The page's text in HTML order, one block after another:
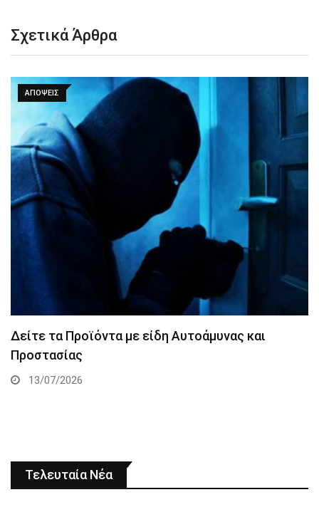
Σχετικά Άρθρα
ΑΠΌΨΕΙΣ
Δείτε τα Προϊόντα με είδη Αυτοάμυνας και
Προστασίας
13/07/2026
Τελευταία Νέα